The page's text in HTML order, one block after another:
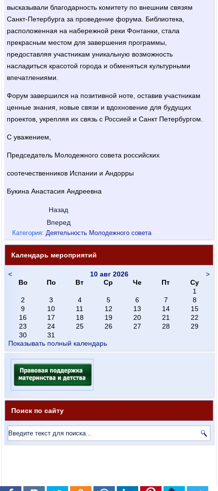
высказывали благодарность комитету по внешним связям
Санкт-Петербурга за проведение форума. Библиотека,
расположенная на набережной реки Фонтанки, стала
прекрасным местом для завершения программы,
предоставляя участникам уникальную возможность
насладиться красотой города и обменяться культурными
впечатлениями.
Форум завершился на позитивной ноте, оставив участникам
ценные знания, новые связи и вдохновение для будущих
проектов, укрепляя их связь с Россией и Санкт Петербургом.
С уважением,
Председатель Молодежного совета российских
соотечественников Испании и Андорры
Букина Анастасия Андреевна
Назад
Вперед
Категория: Деятельность Молодежного совета
Календарь мероприятий
< >
10 авг 2026
Во
По Вт Ср Че Пт
Су
1
2
3 4 5 6 7
8
9
10 11 12 13 14
15
16
17 18 19 20 21
22
23
24 25 26 27 28
29
30
31
Показывать полный календарь
Поиск по сайту